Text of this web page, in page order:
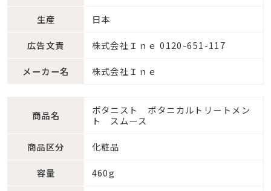
生産 日本
広告文責 株式会社Ｉｎｅ 0120-651-117
メーカー名 株式会社Ｉｎｅ
商品名
ボタニスト ボタニカルトリートメン
ト スムース
商品区分 化粧品
容量 460g